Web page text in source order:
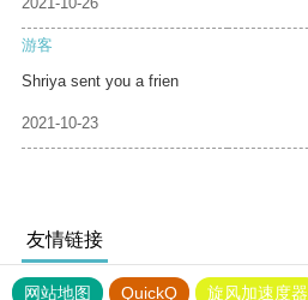
游客
Shriya sent you a frien
2021-10-23
友情链接
网站地图 QuickQ 旋风加速度器